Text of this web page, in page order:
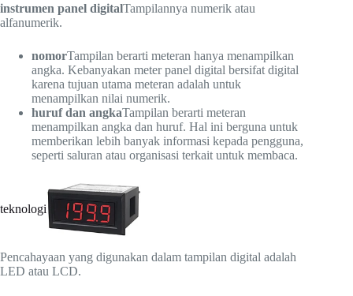
instrumen panel digitalTampilannya numerik atau
alfanumerik.
nomorTampilan berarti meteran hanya menampilkan
angka. Kebanyakan meter panel digital bersifat digital
karena tujuan utama meteran adalah untuk
menampilkan nilai numerik.
huruf dan angkaTampilan berarti meteran
menampilkan angka dan huruf. Hal ini berguna untuk
memberikan lebih banyak informasi kepada pengguna,
seperti saluran atau organisasi terkait untuk membaca.
teknologi
Pencahayaan yang digunakan dalam tampilan digital adalah
LED atau LCD.